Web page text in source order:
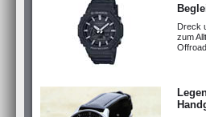
Dreck
zum